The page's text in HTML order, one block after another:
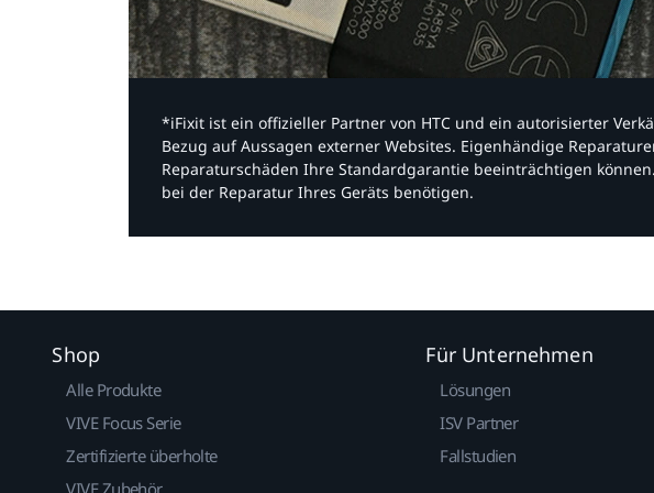
*iFixit ist ein offizieller Partner von HTC und ein autorisierter
Bezug auf Aussagen externer Websites. Eigenhändige
Reparaturschäden Ihre Standardgarantie beeinträchtigen
bei der Reparatur Ihres Geräts benötigen.​
Shop
Alle Produkte
VIVE Focus Serie
Zertifizierte überholte
Für Unternehmen
Lösungen
ISV Partner
Fallstudien